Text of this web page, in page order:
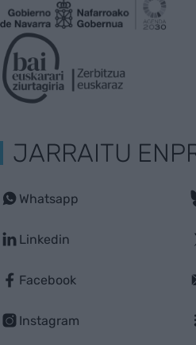
JARRAITU
Whatsapp
Linkedin
Facebook
Instagram